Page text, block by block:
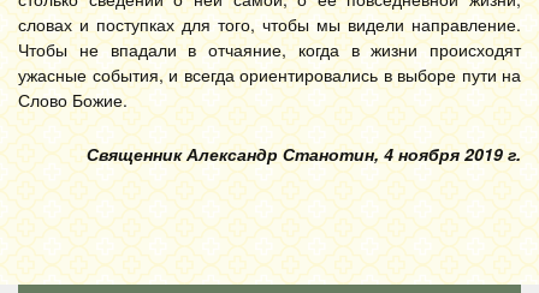
словах и поступках для того, чтобы мы видели направление.
Чтобы не впадали в отчаяние, когда в жизни происходят
ужасные события, и всегда ориентировались в выборе пути на
Слово Божие.
Священник Александр Станотин, 4 ноября 2019 г.